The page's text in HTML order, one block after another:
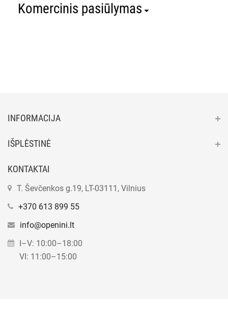
Komercinis pasiūlymas
INFORMACIJA
IŠPLĖSTINĖ
KONTAKTAI
T. Ševčenkos g.19, LT-03111, Vilnius
+370 613 899 55
info@openini.lt
I–V: 10:00–18:00
VI: 11:00–15:00